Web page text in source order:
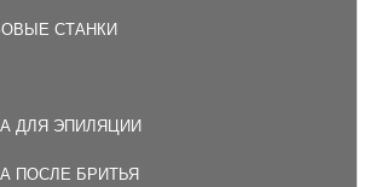
СТАНКИ
ДЛЯ ЭПИЛЯЦИИ
ПОСЛЕ БРИТЬЯ